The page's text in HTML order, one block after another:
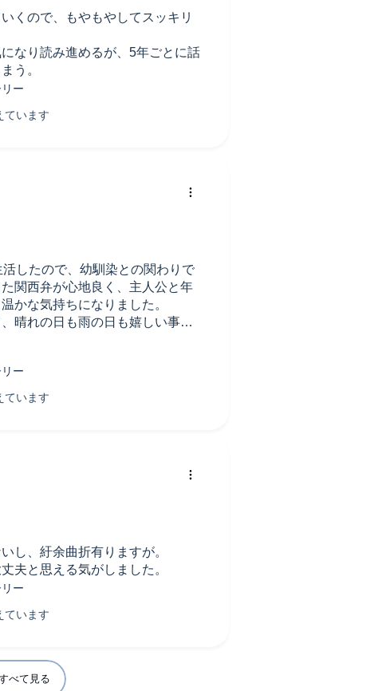
くので、もやもやしてスッキリ
なり読み進めるが、5年ごとに話
う。
したので、幼馴染との関わりで
関西弁が心地良く、主人公と年
かな気持ちになりました。
晴れの日も雨の日も嬉しい事も
指すのだと言う様な説明に、な
ての事を受け入れ進んで行けば
行こうと思える、良いストーリ
し、紆余曲折有りますが。
夫と思える気がしました。
べて見る